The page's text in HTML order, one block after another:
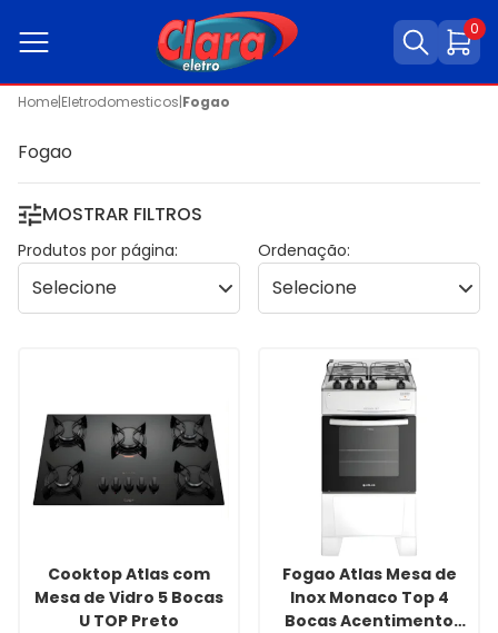
0
Home|Eletrodomesticos|Fogao
Fogao
MOSTRAR FILTROS
Produtos por página: Ordenação:
Cooktop Atlas com
Mesa de Vidro 5 Bocas
U TOP Preto
Fogao Atlas Mesa de
Inox Monaco Top 4
Bocas Acentimento